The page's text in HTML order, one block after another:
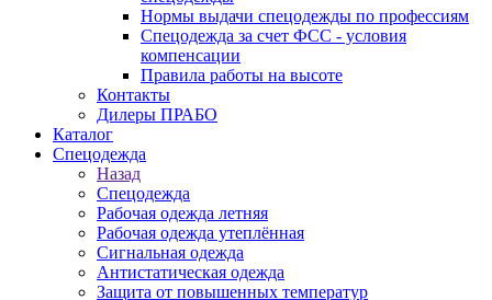
Нормы выдачи спецодежды по профессиям
Спецодежда за счет ФСС - условия
компенсации
Правила работы на высоте
Контакты
Дилеры ПРАБО
Каталог
Спецодежда
Назад
Спецодежда
Рабочая одежда летняя
Рабочая одежда утеплённая
Сигнальная одежда
Антистатическая одежда
Защита от повышенных температур